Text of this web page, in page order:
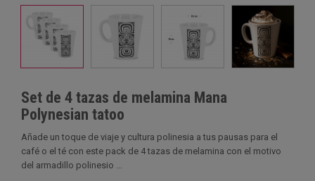
Set de 4 tazas de melamina Mana
Polynesian tatoo
Añade un toque de viaje y cultura polinesia a tus pausas para el
café o el té con este pack de 4 tazas de melamina con el motivo
del armadillo polinesio ...